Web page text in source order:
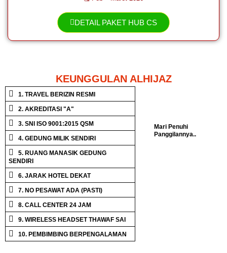
DETAIL PAKET HUB CS
KEUNGGULAN ALHIJAZ
1. TRAVEL BERIZIN RESMI
2. AKREDITASI "A"
3. SNI ISO 9001:2015 QSM
4. GEDUNG MILIK SENDIRI
5. RUANG MANASIK GEDUNG
SENDIRI
6. JARAK HOTEL DEKAT
7. NO PESAWAT ADA (PASTI)
8. CALL CENTER 24 JAM
9. WIRELESS HEADSET THAWAF SAI
10. PEMBIMBING BERPENGALAMAN
Mari Penuhi
Panggilannya..